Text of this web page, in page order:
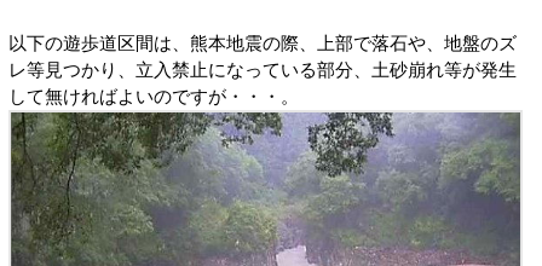
以下の遊歩道区間は、熊本地震の際、上部で落石や、地盤のズ
レ等見つかり、立入禁止になっている部分、土砂崩れ等が発生
して無ければよいのですが・・・。